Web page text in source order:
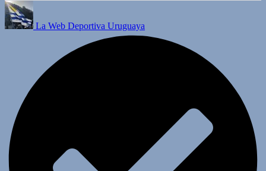
La Web Deportiva Uruguaya